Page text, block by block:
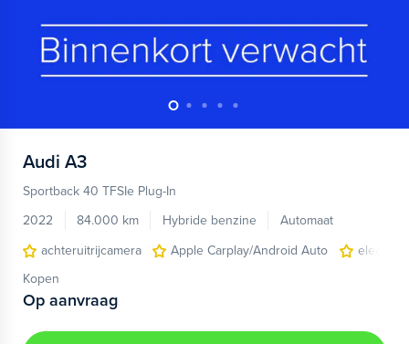
Audi A3
Sportback 40 TFSIe Plug-In
2022
84.000 km Hybride benzine
Automaat
achteruitrijcamera
Apple Carplay/Android Auto
Kopen
Op aanvraag